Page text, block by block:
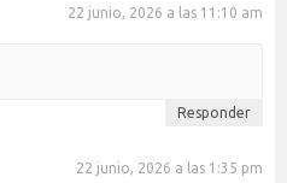
22 junio, 2026 a las 11:10 am
Responder
22 junio, 2026 a las 1:35 pm